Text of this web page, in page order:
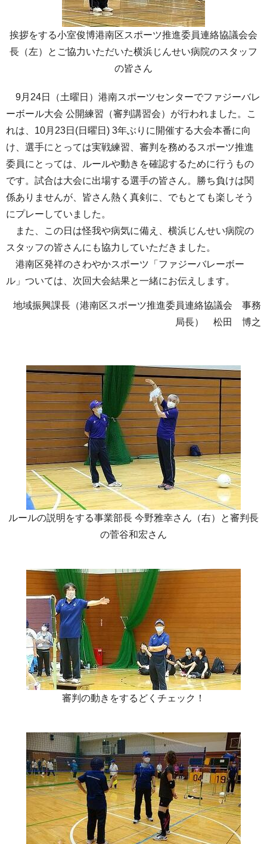
挨拶をする小室俊博港南区スポーツ推進委員連絡協議会会
長（左）とご協力いただいた横浜じんせい病院のスタッフ
の皆さん
9月24日（土曜日）港南スポーツセンターでファジーバレ
ーボール大会 公開練習（審判講習会）が行われました。こ
れは、10月23日(日曜日) 3年ぶりに開催する大会本番に向
け、選手にとっては実戦練習、審判を務めるスポーツ推進
委員にとっては、ルールや動きを確認するために行うもの
です。試合は大会に出場する選手の皆さん。勝ち負けは関
係ありませんが、皆さん熱く真剣に、でもとても楽しそう
にプレーしていました。
また、この日は怪我や病気に備え、横浜じんせい病院の
スタッフの皆さんにも協力していただきました。
港南区発祥のさわやかスポーツ「ファジーバレーボー
ル」ついては、次回大会結果と一緒にお伝えします。
地域振興課長（港南区スポーツ推進委員連絡協議会 事務
局長） 松田 博之
ルールの説明をする事業部長 今野雅幸さん（右）と審判長
の菅谷和宏さん
審判の動きをするどくチェック！